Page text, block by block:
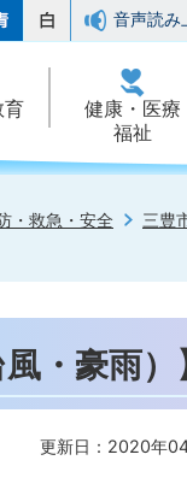
音声読み
育
健康・医療
福祉
・救急・安全
三豊
・豪雨）
更新日：2020年